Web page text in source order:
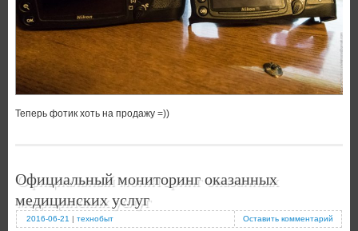
Теперь фотик хоть на продажу =))
Официальный мониторинг оказанных
медицинских услуг
2016-06-21 | технобыт Оставить комментарий